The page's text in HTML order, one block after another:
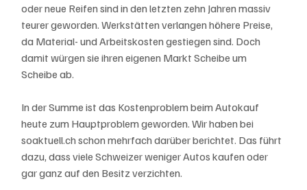
oder neue Reifen sind in den letzten zehn Jahren massiv
teurer geworden. Werkstätten verlangen höhere Preise,
da Material- und Arbeitskosten gestiegen sind. Doch
damit würgen sie ihren eigenen Markt Scheibe um
Scheibe ab.
In der Summe ist das Kostenproblem beim Autokauf
heute zum Hauptproblem geworden. Wir haben bei
soaktuell.ch schon mehrfach darüber berichtet. Das führt
dazu, dass viele Schweizer weniger Autos kaufen oder
gar ganz auf den Besitz verzichten.